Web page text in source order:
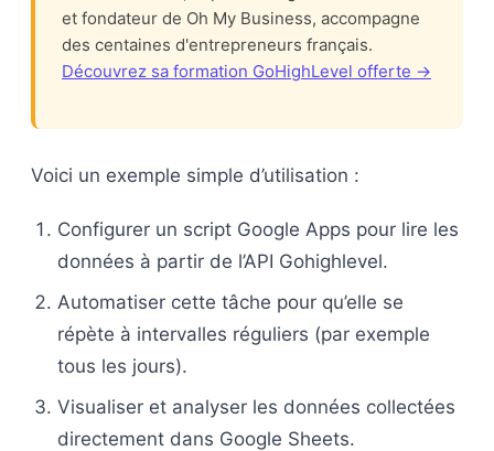
et fondateur de Oh My Business, accompagne
des centaines d'entrepreneurs français.
Découvrez sa formation GoHighLevel offerte →
Voici un exemple simple d’utilisation :
Configurer un script Google Apps pour lire les
données à partir de l’API Gohighlevel.
Automatiser cette tâche pour qu’elle se
répète à intervalles réguliers (par exemple
tous les jours).
Visualiser et analyser les données collectées
directement dans Google Sheets.